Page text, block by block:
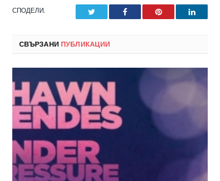
СПОДЕЛИ. Facebook Pinterest
СВЪРЗАНИ ПУБЛИКАЦИИ